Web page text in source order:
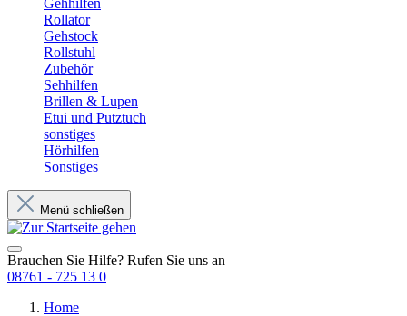
Gehhilfen
Rollator
Gehstock
Rollstuhl
Zubehör
Sehhilfen
Brillen & Lupen
Etui und Putztuch
sonstiges
Hörhilfen
Sonstiges
Menü schließen
Brauchen Sie Hilfe? Rufen Sie uns an
08761 - 725 13 0
Home